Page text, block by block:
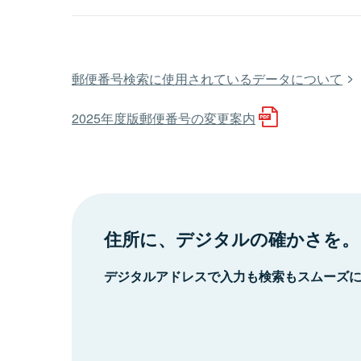
郵便番号検索に使用されているデータについて
2025年度版郵便番号の変更案内
住所に、デジタルの確かさを。
デジタルアドレスで入力も検索もスムーズ